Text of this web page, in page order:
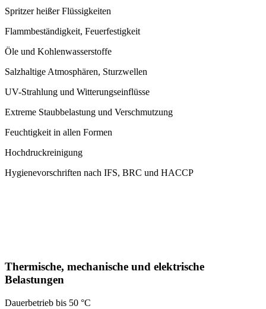
Spritzer heißer Flüssigkeiten
Flammbeständigkeit, Feuerfestigkeit
Öle und Kohlenwasserstoffe
Salzhaltige Atmosphären, Sturzwellen
UV-Strahlung und Witterungseinflüsse
Extreme Staubbelastung und Verschmutzung
Feuchtigkeit in allen Formen
Hochdruckreinigung
Hygienevorschriften nach IFS, BRC und HACCP
Thermische, mechanische und elektrische
Belastungen
Dauerbetrieb bis 50 °C